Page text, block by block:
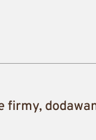
firmy,